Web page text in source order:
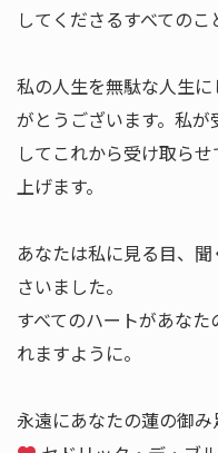
してくださるすべてのこ
私の人生を無駄な人生
がとうございます。私
してこれから受け取ら
上げます。
あなたは私に見る目、
さいました。
すべてのハートがあな
れますように。
永遠にあなたの蓮の御み